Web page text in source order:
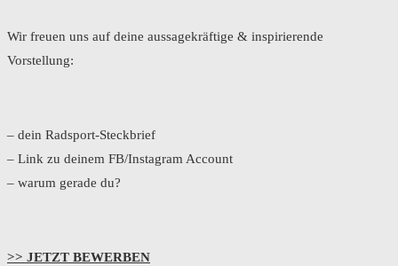
Wir freuen uns auf deine aussagekräftige & inspirierende
Vorstellung:
– dein Radsport-Steckbrief
– Link zu deinem FB/Instagram Account
– warum gerade du?
>> JETZT BEWERBEN